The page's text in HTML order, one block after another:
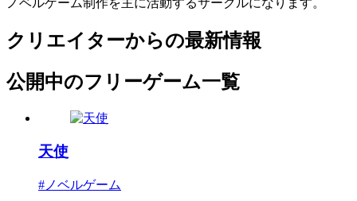
クリエイターからの最新情報
公開中のフリーゲーム一覧
天使
#ノベルゲーム